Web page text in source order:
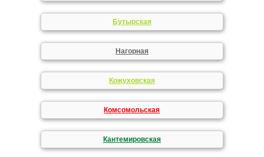
Бутырская
Нагорная
Кожуховская
Комсомольская
Кантемировская